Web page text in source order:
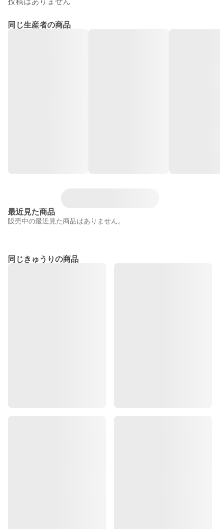
同じ生産者の商品
最近見た商品
販売中の最近見た商品はありません。
同じきゅうりの商品